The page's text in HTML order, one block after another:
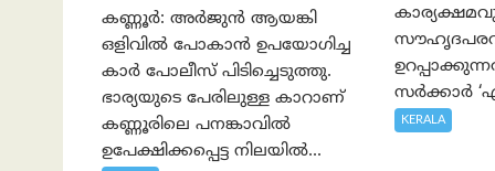
കണ്ണൂർ: അർജുൻ ആയങ്കി
ഒളിവിൽ പോകാൻ ഉപയോഗിച്ച
കാർ പോലീസ് പിടിച്ചെടുത്തു.
ഭാര്യയുടെ പേരിലുള്ള കാറാണ്
കണ്ണൂരിലെ പനങ്കാവിൽ
ഉപേക്ഷിക്കപ്പെട്ട നിലയിൽ...
സർക്കാർ
KERALA